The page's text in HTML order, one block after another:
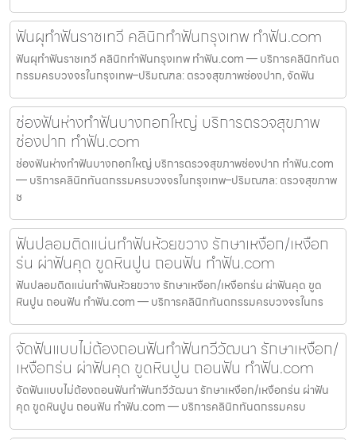
ฟันผุทำฟันราชเทวี คลินิกทำฟันกรุงเทพ ทำฟัน.com
ฟันผุทำฟันราชเทวี คลินิกทำฟันกรุงเทพ ทำฟัน.com — บริการคลินิกทันต
กรรมครบวงจรในกรุงเทพ–ปริมณฑล: ตรวจสุขภาพช่องปาก, จัดฟัน
ช่องฟันห่างทำฟันบางกอกใหญ่ บริการตรวจสุขภาพ
ช่องปาก ทำฟัน.com
ช่องฟันห่างทำฟันบางกอกใหญ่ บริการตรวจสุขภาพช่องปาก ทำฟัน.com
— บริการคลินิกทันตกรรมครบวงจรในกรุงเทพ–ปริมณฑล: ตรวจสุขภาพ
ช
ฟันปลอมติดแน่นทำฟันห้วยขวาง รักษาเหงือก/เหงือก
ร่น ผ่าฟันคุด ขูดหินปูน ถอนฟัน ทำฟัน.com
ฟันปลอมติดแน่นทำฟันห้วยขวาง รักษาเหงือก/เหงือกร่น ผ่าฟันคุด ขูด
หินปูน ถอนฟัน ทำฟัน.com — บริการคลินิกทันตกรรมครบวงจรในกร
จัดฟันแบบไม่ต้องถอนฟันทำฟันทวีวัฒนา รักษาเหงือก/
เหงือกร่น ผ่าฟันคุด ขูดหินปูน ถอนฟัน ทำฟัน.com
จัดฟันแบบไม่ต้องถอนฟันทำฟันทวีวัฒนา รักษาเหงือก/เหงือกร่น ผ่าฟัน
คุด ขูดหินปูน ถอนฟัน ทำฟัน.com — บริการคลินิกทันตกรรมครบ